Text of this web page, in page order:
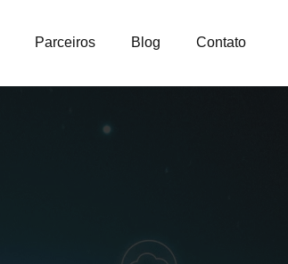
Parceiros Blog Contato